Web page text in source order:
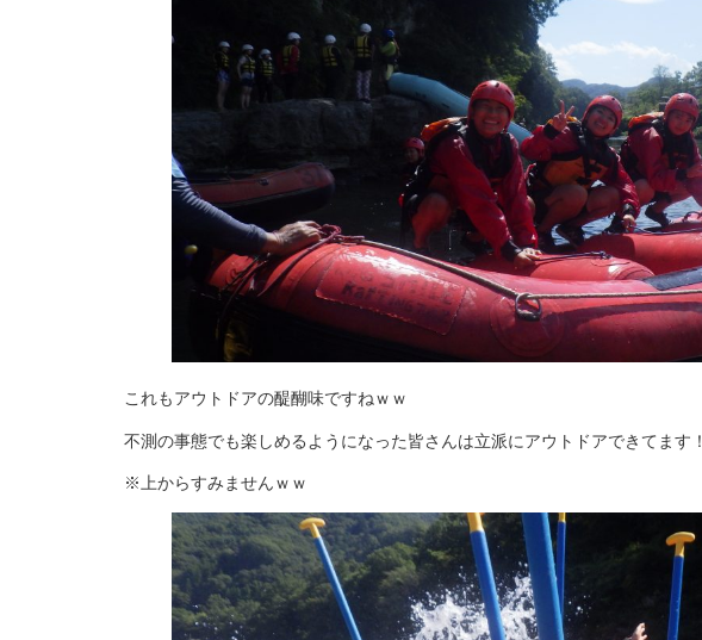
これもアウトドアの醍醐味ですねｗｗ
不測の事態でも楽しめるようになった皆さんは立派にアウトドアできてます！
※上からすみませんｗｗ